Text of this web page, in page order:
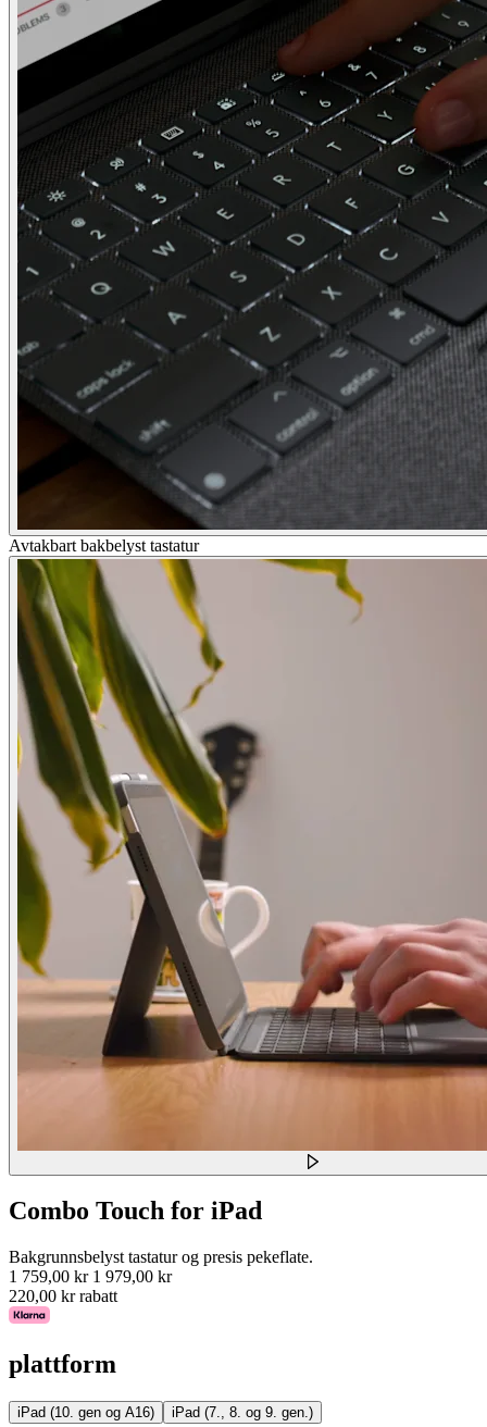
Avtakbart bakbelyst tastatur
Combo Touch for iPad
Bakgrunnsbelyst tastatur og presis pekeflate.
1 759,00 kr 1 979,00 kr
220,00 kr rabatt
plattform
iPad (10. gen og A16) iPad (7., 8. og 9. gen.)